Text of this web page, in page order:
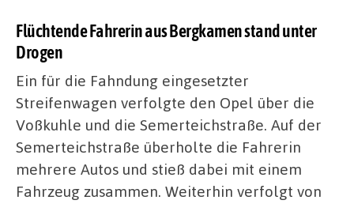
Flüchtende Fahrerin aus Bergkamen stand unter
Drogen
Ein für die Fahndung eingesetzter
Streifenwagen verfolgte den Opel über die
Voßkuhle und die Semerteichstraße. Auf der
Semerteichstraße überholte die Fahrerin
mehrere Autos und stieß dabei mit einem
Fahrzeug zusammen. Weiterhin verfolgt von